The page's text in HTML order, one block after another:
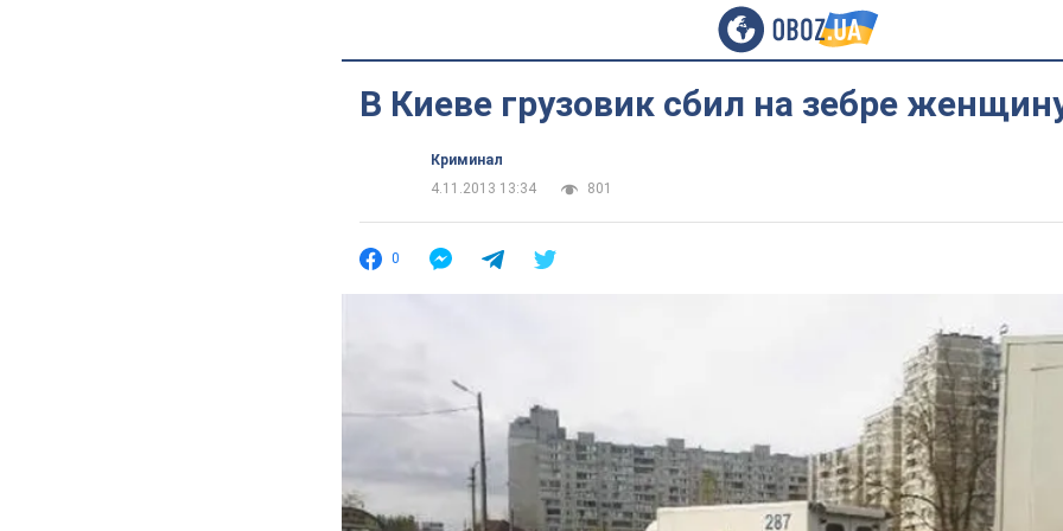
В Киеве грузовик сбил на зебре
Криминал
4.11.2013 13:34
801
0